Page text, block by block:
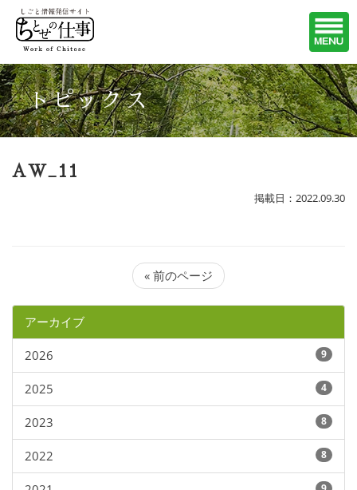
トピックス
AW_11
掲載日：2022.09.30
« 前のページ
アーカイブ
2026 9
2025 4
2023 8
2022 8